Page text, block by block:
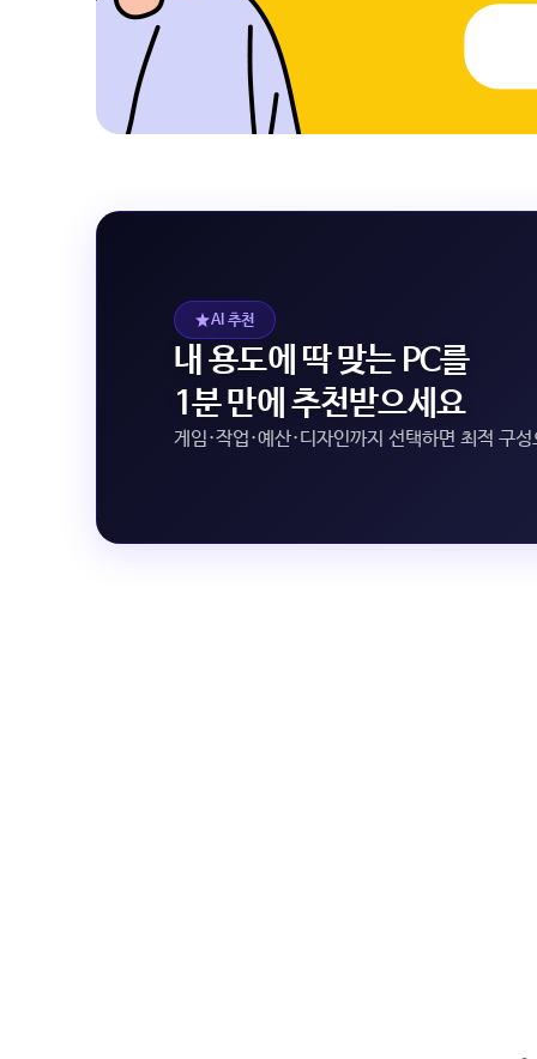
AI 추천
내 용도에 딱 맞는 PC를
1분 만에 추천받으세요
게임·작업·예산·디자인까지 선택하면 최적 구